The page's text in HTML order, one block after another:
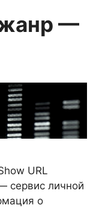
жанр —
URL
сервис личной
о